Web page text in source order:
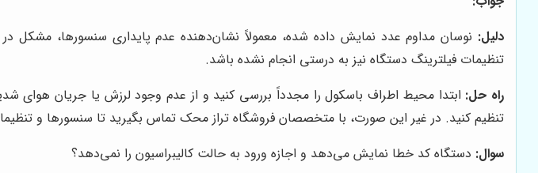
دلیل: نوسان مداوم عدد نمایش داده شده، معمولاً نشان‌دهنده عدم پایداری سنسورها، مشکل
تنظیمات فیلترینگ دستگاه نیز به درستی انجام نشده باشد.
راه حل: ابتدا محیط اطراف باسکول را مجدداً بررسی کنید و از عدم وجود لرزش یا جریان هوای
تنظیم کنید. در غیر این صورت، با متخصصان فروشگاه تراز محک تماس بگیرید تا سنسورها و
سوال: دستگاه کد خطا نمایش می‌دهد و اجازه ورود به حالت کالیبراسیون را نمی‌دهد؟